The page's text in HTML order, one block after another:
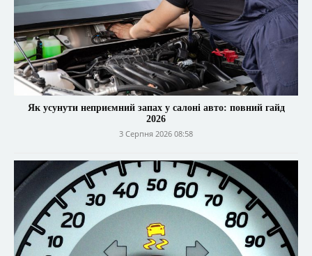
Як усунути неприємний запах у салоні авто: повний гайд
2026
3 Серпня 2026 08:58